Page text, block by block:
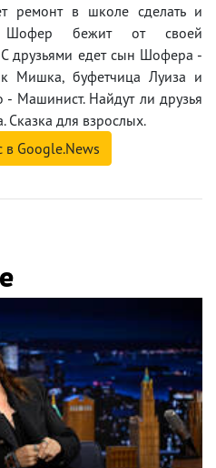
ремонт в школе сделать и
Шофер бежит от своей
друзьями едет сын Шофера -
Мишка, буфетчица Луиза и
- Машинист. Найдут ли друзья
Сказка для взрослых.
в Google.News